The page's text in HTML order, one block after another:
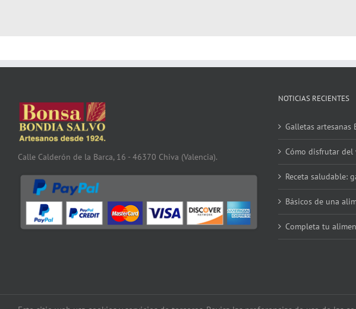
Calle Calderón de la Barca, 16 - 46370 Chiva (Valencia).
NOTICIAS RECIENTES
Galletas artesanas
Cómo disfrutar del
Receta saludable:
Básicos de una
Completa tu